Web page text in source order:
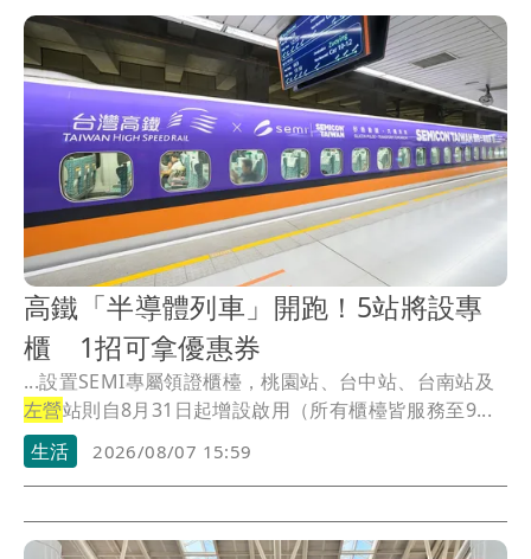
高鐵「半導體列車」開跑！5站將設專
櫃 1招可拿優惠券
...設置SEMI專屬領證櫃檯，桃園站、台中站、台南站及
左營站則自8月31日起增設啟用（所有櫃檯皆服務至9...
生活
2026/08/07 15:59